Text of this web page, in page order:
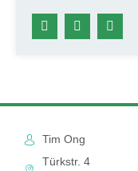
Tim Ong
Türkstr. 4